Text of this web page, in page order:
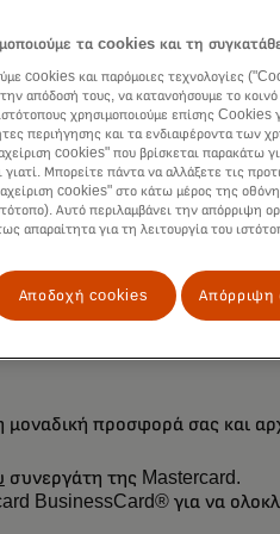
το οποίο βασίζεται στις
με αμεσότητα βοήθεια
της Google με το
κάρτα σας Business
προσφορά σας και
συνεργάτη της Mastercard.
BusinessCard® για να
τα cookies και τη
cookies και παρόμοιες τεχνολογίες
απόδοσή τους, να κατανοήσουμε το
χρησιμοποιούμε επίσης
περιήγησης και τα ενδιαφέροντα των
cookies" που βρίσκεται παρακάτω
γιατί. Μπορείτε πάντα να αλλάξετε τις
cookies" στο κάτω μέρος της
Αυτό περιλαμβάνει την
απαραίτητα για τη λειτουργία του
Αποδοχή cookies Απόρριψη